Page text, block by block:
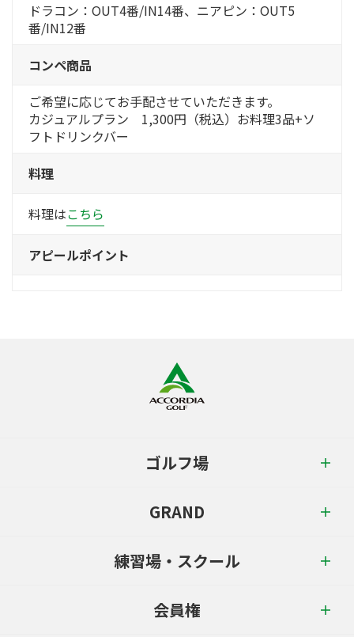
ドラコン：OUT4番/IN14番、ニアピン：OUT5
番/IN12番
コンペ商品
ご希望に応じてお手配させていただきます。
カジュアルプラン 1,300円（税込）お料理3品+ソ
フトドリンクバー
料理
料理はこちら
アピールポイント
ゴルフ場
GRAND
練習場・スクール
会員権